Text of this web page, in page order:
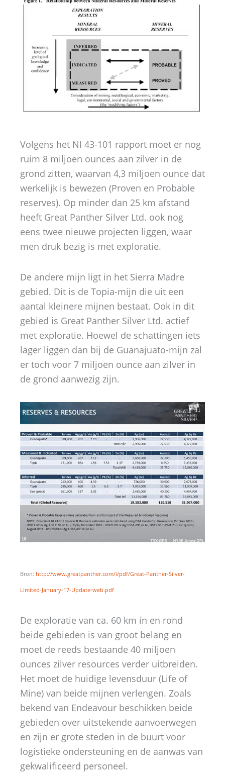
Volgens het NI 43-101 rapport moet er nog
ruim 8 miljoen ounces aan zilver in de
grond zitten, waarvan 4,3 miljoen ounce dat
werkelijk is bewezen (Proven en Probable
reserves). Op minder dan 25 km afstand
heeft Great Panther Silver Ltd. ook nog
eens twee nieuwe projecten liggen, waar
men druk bezig is met exploratie.
De andere mijn ligt in het Sierra Madre
gebied. Dit is de Topia-mijn die uit een
aantal kleinere mijnen bestaat. Ook in dit
gebied is Great Panther Silver Ltd. actief
met exploratie. Hoewel de schattingen iets
lager liggen dan bij de Guanajuato-mijn zal
er toch voor 7 miljoen ounce aan zilver in
de grond aanwezig zijn.
Bron: http://www.greatpanther.com/i/pdf/Great-Panther-Silver-
Limited-January-17-Update-web.pdf
De exploratie van ca. 60 km in en rond
beide gebieden is van groot belang en
moet de reeds bestaande 40 miljoen
ounces zilver resources verder uitbreiden.
Het moet de huidige levensduur (Life of
Mine) van beide mijnen verlengen. Zoals
bekend van Endeavour beschikken beide
gebieden over uitstekende aanvoerwegen
en zijn er grote steden in de buurt voor
logistieke ondersteuning en de aanwas van
gekwalificeerd personeel.